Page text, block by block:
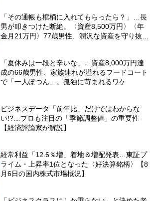
「その通帳も棺桶に入れてもらったら？」…長
男が叩きつけた断絶。〈資産8,500万円〉〈年
金月21万円〉77歳男性、潤沢な資産を守り抜い
「夏休みは一段と辛いな」…資産8,000万円達
成の66歳男性、家族連れが溢れるフードコート
で「一人ぽつん」。孤独に苛まれるワケ
ビジネスデータ「前年比」だけではわからな
い!?…プロも注目の「季節調整値」の重要性
【経済評論家が解説】
経常利益「12.6％増」着地＆増配発表…東証プ
ライム・上昇率1位となった〈好決算銘柄〉【8
月6日の国内株式市場概況】